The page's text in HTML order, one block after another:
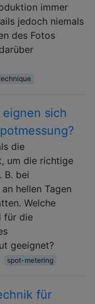
immer
jedoch niemals
des Fotos
sich
die
um die richtige
B. bei
hellen Tagen
Welche
für die
geeignet?
spot-metering
für